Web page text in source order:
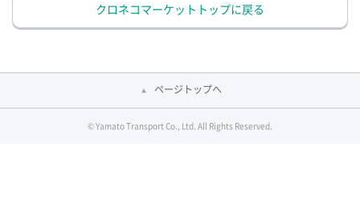
クロネコマーケットトップに戻る
ページトップへ
© Yamato Transport Co., Ltd. All Rights Reserved.